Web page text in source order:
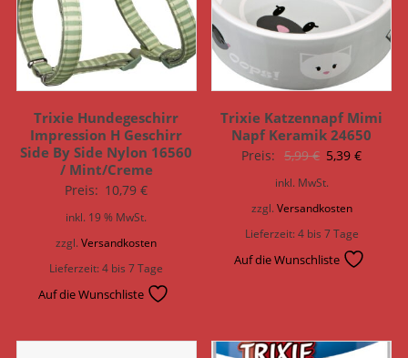
Trixie Hundegeschirr
Impression H Geschirr
Side By Side Nylon 16560
/ Mint/Creme
Preis: 10,79€
inkl. 19 % MwSt.
zzgl.Versandkosten
Lieferzeit:4 bis 7 Tage
Auf die Wunschliste
Trixie Katzennapf Mimi
Napf Keramik 24650
Preis: 5,99€
Preis
5,39€
inkl. MwSt.
zzgl. Versandkosten
Lieferzeit:4 bis 7 Tage
Auf die Wunschliste